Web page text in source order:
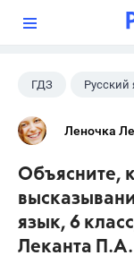
ГДЗ Русский
Разумовская М.М.
Леночка
Объясните,
язык, 6
Леканта П.А.